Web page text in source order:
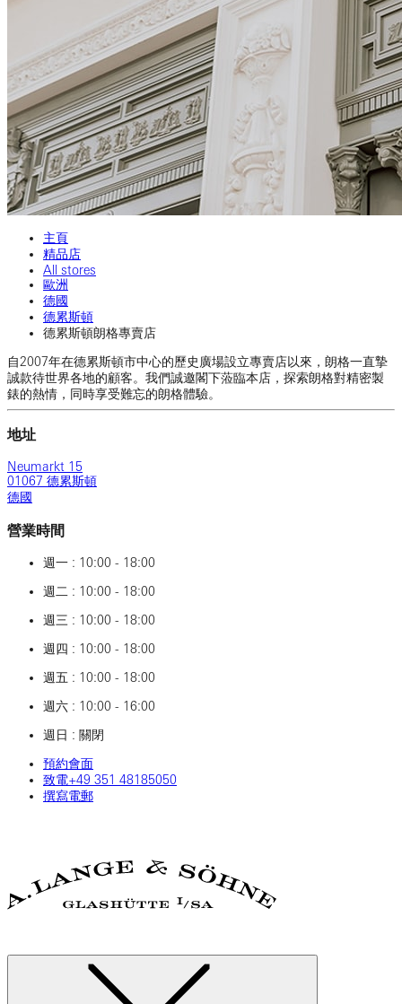
主頁
精品店
All stores
歐洲
德國
德累斯頓
德累斯頓朗格專賣店
自2007年在德累斯頓市中心的歷史廣場設立專賣店以來，朗格一直摯
誠款待世界各地的顧客。我們誠邀閣下蒞臨本店，探索朗格對精密製
錶的熱情，同時享受難忘的朗格體驗。
地址
Neumarkt 15
01067 德累斯頓
德國
營業時間
週一 : 10:00 - 18:00
週二 : 10:00 - 18:00
週三 : 10:00 - 18:00
週四 : 10:00 - 18:00
週五 : 10:00 - 18:00
週六 : 10:00 - 16:00
週日 : 關閉
預約會面
致電‎+49 ‎351 ‎48185050
撰寫電郵